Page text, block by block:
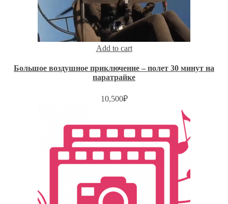
Add to cart
Большое воздушное приключение – полет 30 минут на
паратрайке
10,500₽